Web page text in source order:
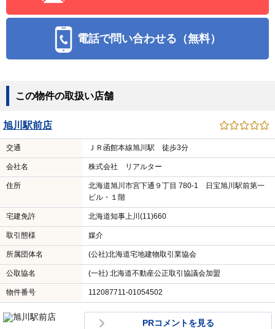
電話で問い合わせる（無料）
この物件の取扱い店舗
旭川駅前店
交通 ＪＲ函館本線旭川駅 徒歩3分
会社名 株式会社 リアルター
住所
北海道旭川市宮下通９丁目 780-1 日宝旭川駅前第一
ビル・１階
宅建免許 北海道知事上川(11)660
取引態様 媒介
所属団体名 (公社)北海道宅地建物取引業協会
公取協名 (一社) 北海道不動産公正取引協議会加盟
物件番号 112087711-01054502
PRコメントを見る